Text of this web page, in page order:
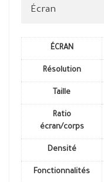
Écran
ÉCRAN
Résolution
Taille
Ratio
écran/corps
Densité
Fonctionnalités